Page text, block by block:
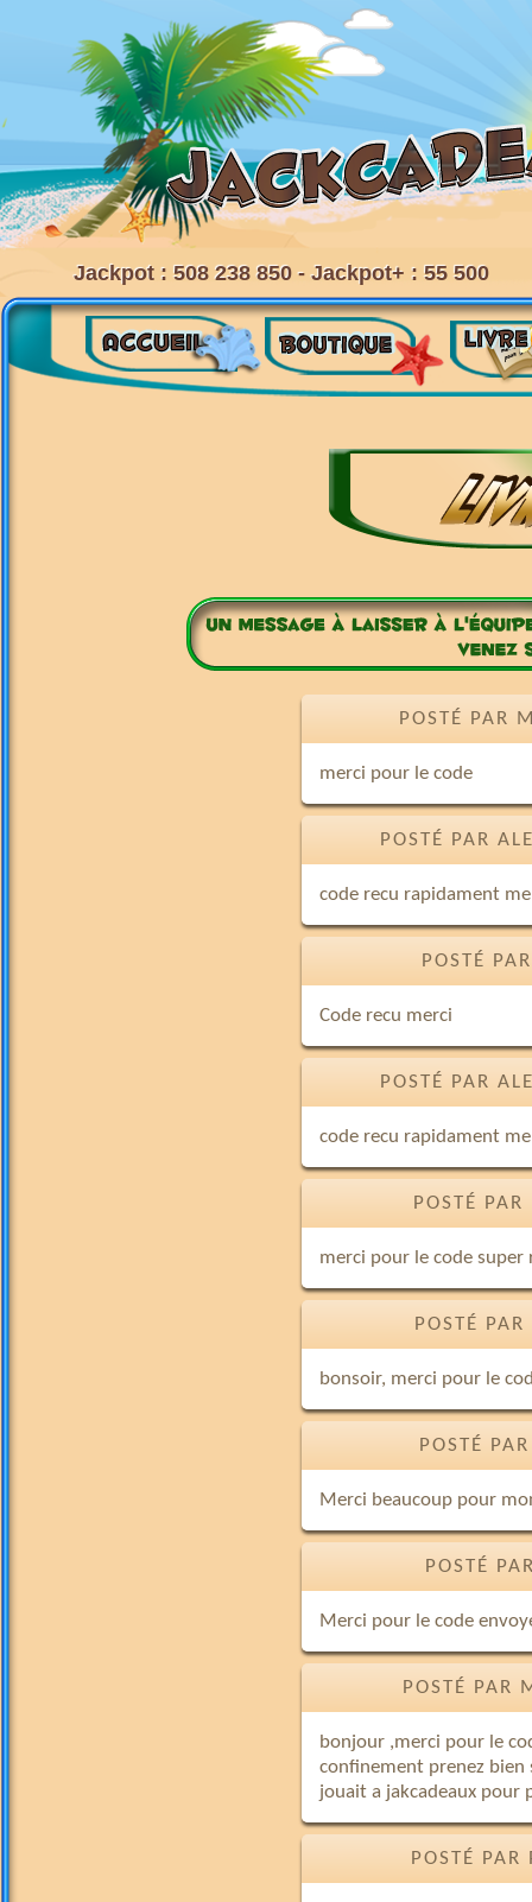
Jackpot : 508 238 850 - Jackpot+ : 55 500
POSTÉ PAR
merci pour le code
POSTÉ PAR
code recu rapidament
POSTÉ
Code recu merci
POSTÉ PAR
code recu rapidament
POSTÉ
merci pour le code super
POSTÉ
bonsoir, merci pour le
POSTÉ
Merci beaucoup pour
POSTÉ
Merci pour le code
POSTÉ PAR
bonjour ,merci pour le
confinement prenez bien
jouait a jakcadeaux pour
POSTÉ